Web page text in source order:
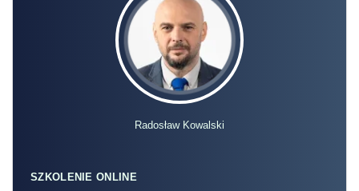
Radosław Kowalski
SZKOLENIE ONLINE